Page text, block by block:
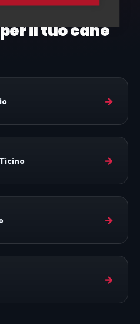
ANCHE
il tuo cane
→
→
→
→